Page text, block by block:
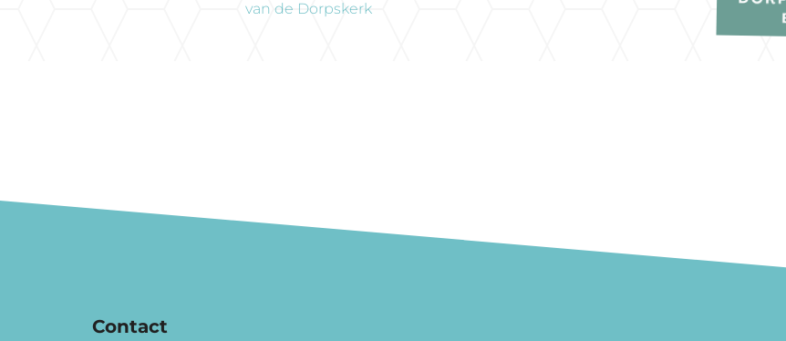
van de Dorpskerk
Contact